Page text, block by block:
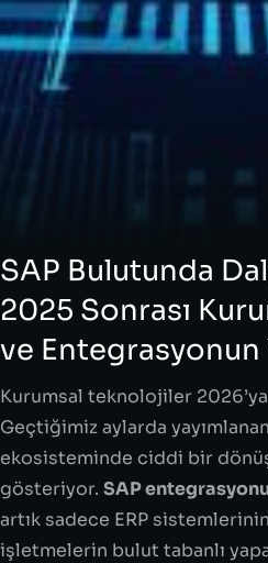
SAP Bulutunda
2025 Sonrası
ve Entegrasyonun
Kurumsal teknolojiler
Geçtiğimiz aylarda
ekosisteminde ciddi bir
gösteriyor. SAP
artık sadece ERP
işletmelerin bulut tabanlı